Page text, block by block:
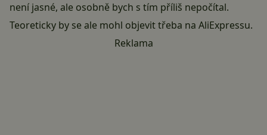
není jasné, ale osobně bych s tím příliš nepočítal.
Teoreticky by se ale mohl objevit třeba na AliExpressu.
Reklama